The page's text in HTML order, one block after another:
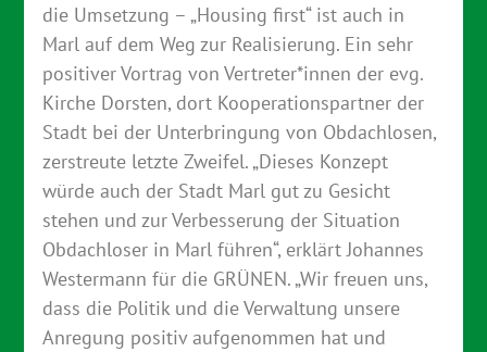
die Umsetzung – „Housing first“ ist auch in
Marl auf dem Weg zur Realisierung. Ein sehr
positiver Vortrag von Vertreter*innen der evg.
Kirche Dorsten, dort Kooperationspartner der
Stadt bei der Unterbringung von Obdachlosen,
zerstreute letzte Zweifel. „Dieses Konzept
würde auch der Stadt Marl gut zu Gesicht
stehen und zur Verbesserung der Situation
Obdachloser in Marl führen“, erklärt Johannes
Westermann für die GRÜNEN. „Wir freuen uns,
dass die Politik und die Verwaltung unsere
Anregung positiv aufgenommen hat und